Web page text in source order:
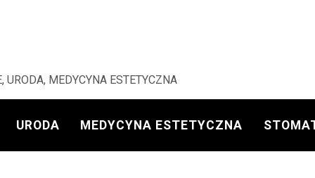
URODA, MEDYCYNA ESTETYCZNA
URODA MEDYCYNA ESTETYCZNA